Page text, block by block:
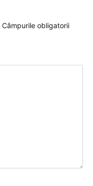
Câmpurile obligatorii